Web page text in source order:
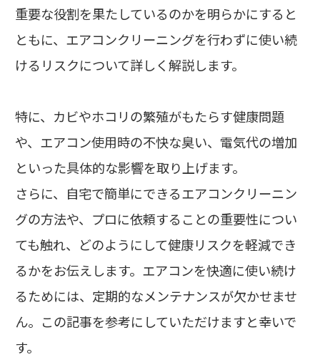
重要な役割を果たしているのかを明らかにすると
ともに、エアコンクリーニングを行わずに使い続
けるリスクについて詳しく解説します。
特に、カビやホコリの繁殖がもたらす健康問題
や、エアコン使用時の不快な臭い、電気代の増加
といった具体的な影響を取り上げます。
さらに、自宅で簡単にできるエアコンクリーニン
グの方法や、プロに依頼することの重要性につい
ても触れ、どのようにして健康リスクを軽減でき
るかをお伝えします。エアコンを快適に使い続け
るためには、定期的なメンテナンスが欠かせませ
ん。この記事を参考にしていただけますと幸いで
す。